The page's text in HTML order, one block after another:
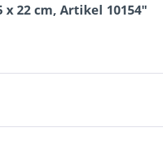
22 cm, Artikel 10154"